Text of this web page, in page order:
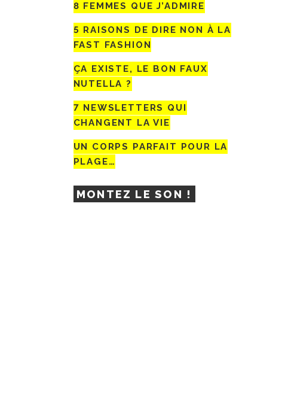
8 FEMMES QUE J’ADMIRE
5 RAISONS DE DIRE NON À LA
FAST FASHION
ÇA EXISTE, LE BON FAUX
NUTELLA ?
7 NEWSLETTERS QUI
CHANGENT LA VIE
UN CORPS PARFAIT POUR LA
PLAGE…
MONTEZ LE SON !